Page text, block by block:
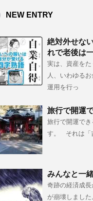
NEW ENTRY
絶対外せな
れで老後は
実は、資産を
人、いわゆる
運用を行っ
旅行で開運
旅行で開運でき
す。 それは「
みんなと一
奇跡の経済成
が崩壊しました